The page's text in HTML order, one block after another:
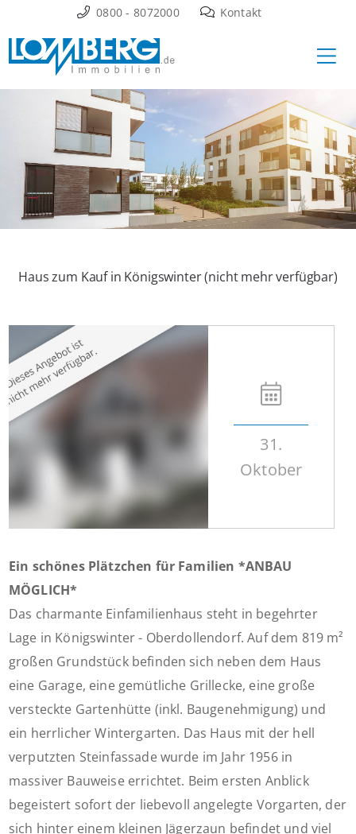
Inhalt
springen
0800 - 8072000 Kontakt
Haus zum Kauf in Königswinter (nicht mehr verfügbar)
31.
Oktober
Ein schönes Plätzchen für Familien *ANBAU
MÖGLICH*
Das charmante Einfamilienhaus steht in begehrter
Lage in Königswinter - Oberdollendorf. Auf dem 819 m²
großen Grundstück befinden sich neben dem Haus
eine Garage, eine gemütliche Grillecke, eine große
versteckte Gartenhütte (inkl. Baugenehmigung) und
ein herrlicher Wintergarten. Das Haus mit der hell
verputzten Steinfassade wurde im Jahr 1956 in
massiver Bauweise errichtet. Beim ersten Anblick
begeistert sofort der liebevoll angelegte Vorgarten, der
sich hinter einem kleinen Jägerzaun befindet und viel